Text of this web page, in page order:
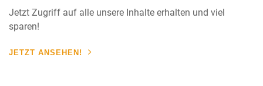
Jetzt Zugriff auf alle unsere Inhalte erhalten und viel
sparen!
JETZT ANSEHEN!